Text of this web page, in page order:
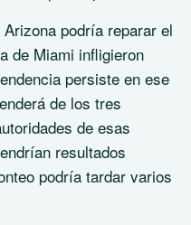
podría reparar el
de Miami infligieron
persiste en ese
de los tres
de esas
resultados
podría tardar varios